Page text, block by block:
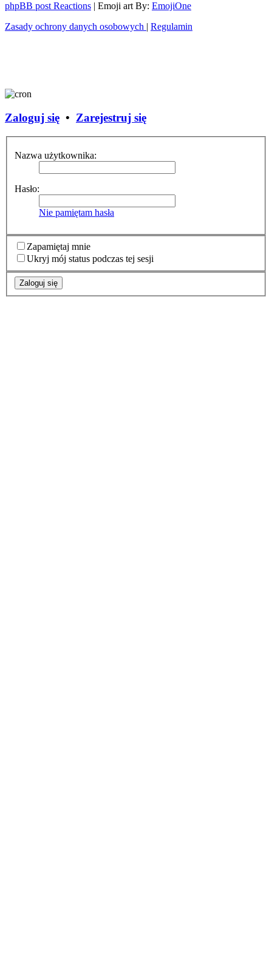
phpBB post Reactions | Emoji art By: EmojiOne
Zasady ochrony danych osobowych | Regulamin
Zaloguj się • Zarejestruj się
Nazwa użytkownika:
Hasło:
Nie pamiętam hasła
Zapamiętaj mnie
Ukryj mój status podczas tej sesji